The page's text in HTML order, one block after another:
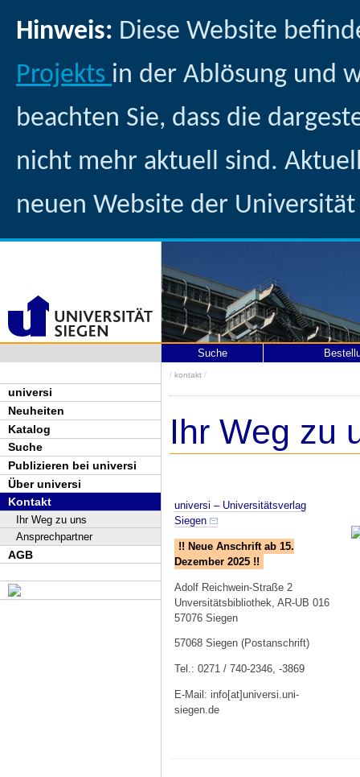
Hinweis: Diese Website
Projekts in der Ablösung und
beachten Sie, dass die
nicht mehr aktuell sind.
neuen Website der
universi
Neuheiten
Katalog
Suche
Publizieren bei universi
Über universi
Kontakt
Ihr Weg zu uns
Ansprechpartner
AGB
Suche
/ kontakt /
Ihr Weg zu
universi – Universitätsverlag
Siegen
!! Neue Anschrift ab 15.
Dezember 2025 !!
Adolf Reichwein-Straße 2
Unversitätsbibliothek, AR-UB 016
57076 Siegen
57068 Siegen (Postanschrift)
Tel.: 0271 / 740-2346, -3869
E-Mail: info[at]universi.uni-
siegen.de